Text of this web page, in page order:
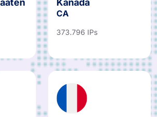
CA
373.796 IPs